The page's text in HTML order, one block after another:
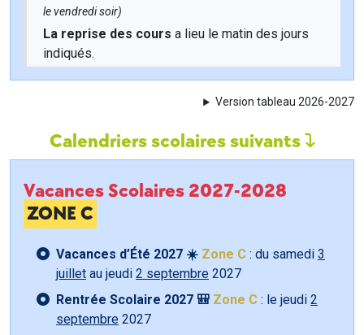
le vendredi soir)
La reprise des cours a lieu le matin des jours
indiqués.
Version tableau 2026-2027
Calendriers scolaires suivants
Vacances Scolaires 2027-2028
ZONE C
Vacances d’Été 2027 ☀️ Zone C : du samedi 3
juillet au jeudi 2 septembre 2027
Rentrée Scolaire 2027 🎒 Zone C : le jeudi 2
septembre 2027